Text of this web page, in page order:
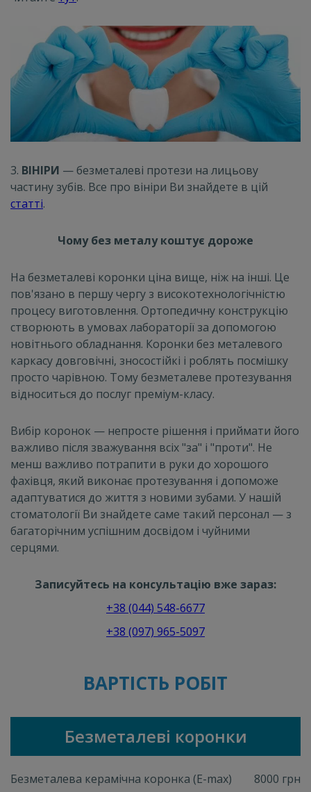
3. ВІНІРИ — безметалеві протези на лицьову
частину зубів. Все про вініри Ви знайдете в цій
статті.
Чому без металу коштує дороже
На безметалеві коронки ціна вище, ніж на інші. Це
пов'язано в першу чергу з високотехнологічністю
процесу виготовлення. Ортопедичну конструкцію
створюють в умовах лабораторії за допомогою
новітнього обладнання. Коронки без металевого
каркасу довговічні, зносостійкі і роблять посмішку
просто чарівною. Тому безметалеве протезування
відноситься до послуг преміум-класу.
Вибір коронок — непросте рішення і приймати його
важливо після зважування всіх "за" і "проти". Не
менш важливо потрапити в руки до хорошого
фахівця, який виконає протезування і допоможе
адаптуватися до життя з новими зубами. У нашій
стоматології Ви знайдете саме такий персонал — з
багаторічним успішним досвідом і чуйними
серцями.
Записуйтесь на консультацію вже зараз:
+38 (044) 548-6677
+38 (097) 965-5097
ВАРТІСТЬ РОБІТ
Безметалеві коронки
Безметалева керамічна коронка (E-max) 8000 грн